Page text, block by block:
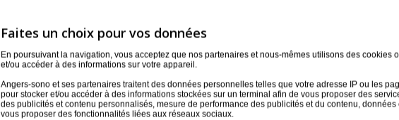
Louez en toute
En poursuivant la navigation, vous acceptez que nos partenaires et nous-mêmes utilisons des cookies
et/ou accéder à des informations sur votre appareil.
Angers-sono et ses partenaires traitent des données personnelles telles que votre adresse IP ou les
pour stocker et/ou accéder à des informations stockées sur un terminal afin de vous proposer des
des publicités et contenu personnalisés, mesure de performance des publicités et du contenu,
vous proposer des fonctionnalités liées aux réseaux sociaux.